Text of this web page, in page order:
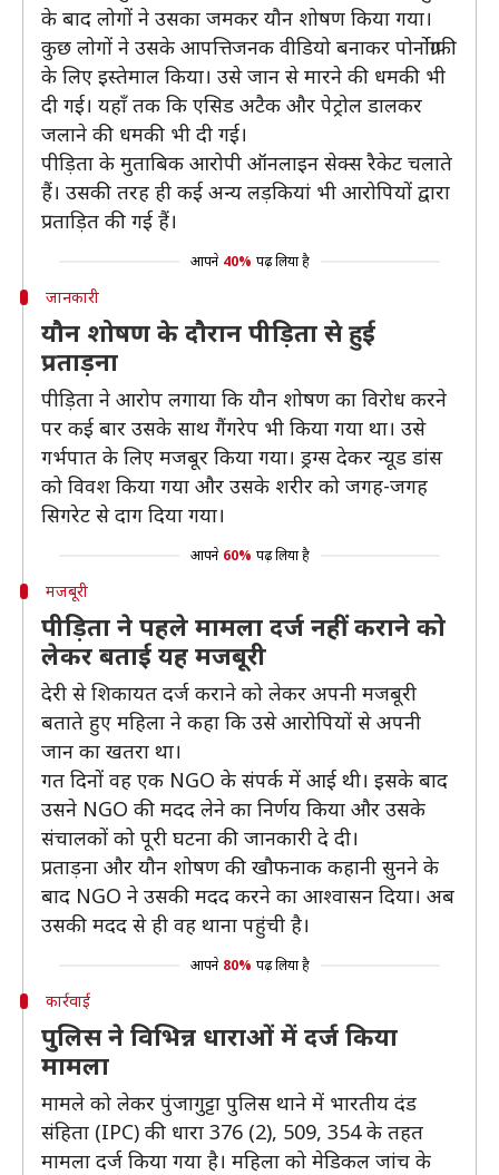
के बाद लोगों ने उसका जमकर यौन शोषण किया गया।
कुछ लोगों ने उसके आपत्तिजनक वीडियो बनाकर पोर्नोग्राफी
के लिए इस्तेमाल किया। उसे जान से मारने की धमकी भी
दी गई। यहॉं तक कि एसिड अटैक और पेट्रोल डालकर
जलाने की धमकी भी दी गई।
पीड़िता के मुताबिक आरोपी ऑनलाइन सेक्स रैकेट चलाते
हैं। उसकी तरह ही कई अन्य लड़कियां भी आरोपियों द्वारा
प्रताड़ित की गई हैं।
आपने 40% पढ़ लिया है
जानकारी
यौन शोषण के दौरान पीड़िता से हुई
प्रताड़ना
पीड़िता ने आरोप लगाया कि यौन शोषण का विरोध करने
पर कई बार उसके साथ गैंगरेप भी किया गया था। उसे
गर्भपात के लिए मजबूर किया गया। ड्रग्स देकर न्यूड डांस
को विवश किया गया और उसके शरीर को जगह-जगह
सिगरेट से दाग दिया गया।
आपने 60% पढ़ लिया है
मजबूरी
पीड़िता ने पहले मामला दर्ज नहीं कराने को
लेकर बताई यह मजबूरी
देरी से शिकायत दर्ज कराने को लेकर अपनी मजबूरी
बताते हुए महिला ने कहा कि उसे आरोपियों से अपनी
जान का खतरा था।
गत दिनों वह एक NGO के संपर्क में आई थी। इसके बाद
उसने NGO की मदद लेने का निर्णय किया और उसके
संचालकों को पूरी घटना की जानकारी दे दी।
प्रताड़ना और यौन शोषण की खौफनाक कहानी सुनने के
बाद NGO ने उसकी मदद करने का आश्वासन दिया। अब
उसकी मदद से ही वह थाना पहुंची है।
आपने 80% पढ़ लिया है
कार्रवाई
पुलिस ने विभिन्न धाराओं में दर्ज किया
मामला
मामले को लेकर पुंजागुट्टा पुलिस थाने में भारतीय दंड
संहिता (IPC) की धारा 376 (2), 509, 354 के तहत
मामला दर्ज किया गया है। महिला को मेडिकल जांच के